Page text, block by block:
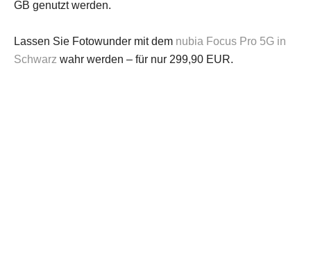
GB genutzt werden.
Lassen Sie Fotowunder mit dem nubia Focus Pro 5G in
Schwarz wahr werden – für nur 299,90 EUR.